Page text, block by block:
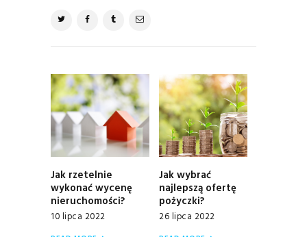
WPISU
Previous
post:
Jak rzetelnie
wykonać wycenę
nieruchomości?
10 lipca 2022
Next
post:
Jak wybrać
najlepszą ofertę
pożyczki?
26 lipca 2022